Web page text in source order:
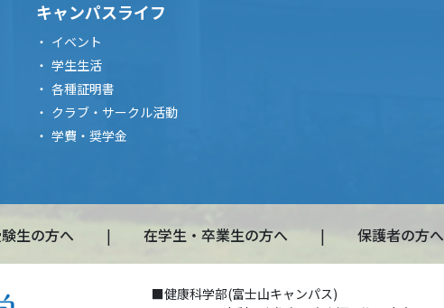
キャンパスライフ
イベント
学生生活
各種証明書
クラブ・サークル活動
学費・奨学金
生の方へ 在学生・卒業生の方へ 保護者の方へ
■健康科学部(富士山キャンパス)